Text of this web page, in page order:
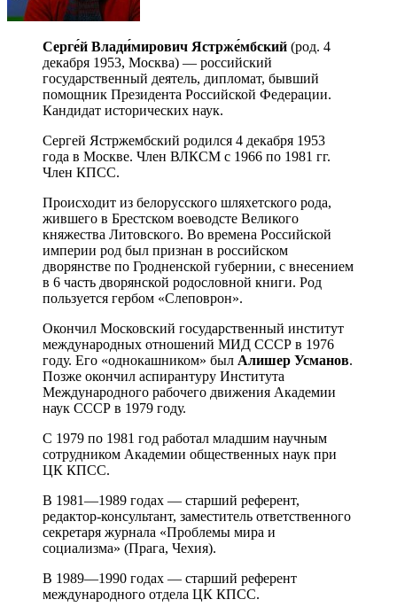
Серге́й Влади́мирович Ястрже́мбский (род. 4
декабря 1953, Москва) — российский
государственный деятель, дипломат, бывший
помощник Президента Российской Федерации.
Кандидат исторических наук.
Сергей Ястржембский родился 4 декабря 1953
года в Москве. Член ВЛКСМ с 1966 по 1981 гг.
Член КПСС.
Происходит из белорусского шляхетского рода,
жившего в Брестском воеводсте Великого
княжества Литовского. Во времена Российской
империи род был признан в российском
дворянстве по Гродненской губернии, с внесением
в 6 часть дворянской родословной книги. Род
пользуется гербом «Слеповрон».
Окончил Московский государственный институт
международных отношений МИД СССР в 1976
году. Его «однокашником» был Алишер Усманов.
Позже окончил аспирантуру Института
Международного рабочего движения Академии
наук СССР в 1979 году.
С 1979 по 1981 год работал младшим научным
сотрудником Академии общественных наук при
ЦК КПСС.
В 1981—1989 годах — старший референт,
редактор-консультант, заместитель ответственного
секретаря журнала «Проблемы мира и
социализма» (Прага, Чехия).
В 1989—1990 годах — старший референт
международного отдела ЦК КПСС.